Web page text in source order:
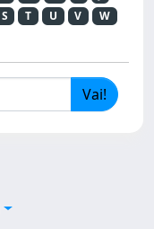
S T U V
W